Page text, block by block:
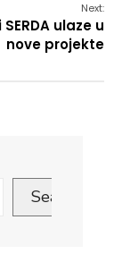
Next:
ulaze u
nove projekte
Search